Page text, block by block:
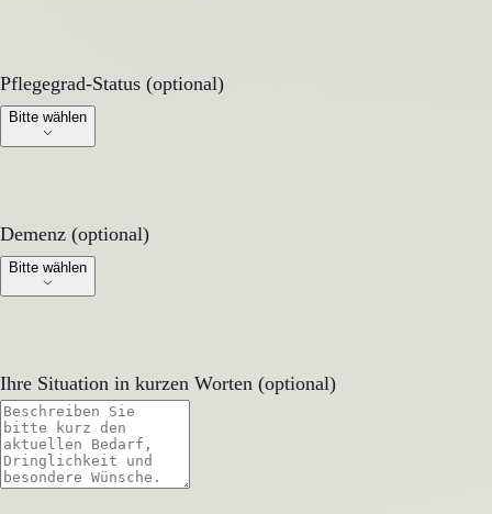
Pflegegrad-Status (optional)
Pflegegrad-Status (optional)
Bitte wählen
Demenz (optional)
Demenz (optional)
Bitte wählen
Ihre Situation in kurzen Worten (optional)